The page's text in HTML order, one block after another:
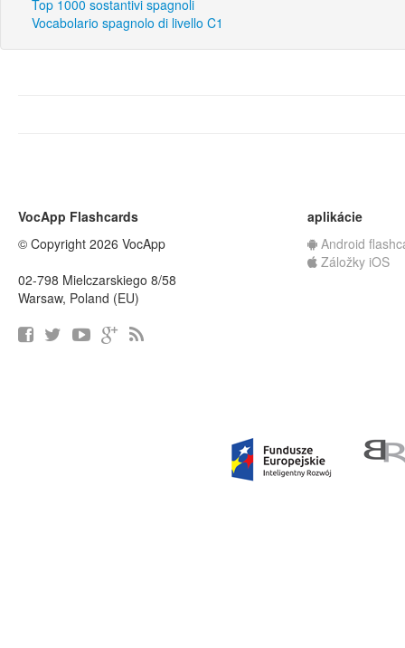
Top 1000 sostantivi spagnoli
Vocabolario spagnolo di livello C1
VocApp Flashcards
© Copyright 2026 VocApp
02-798 Mielczarskiego 8/58
Warsaw, Poland (EU)
aplikácie
Android
Záložky iOS